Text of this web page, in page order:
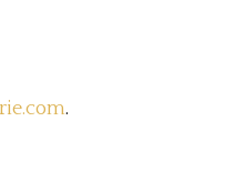
.com.